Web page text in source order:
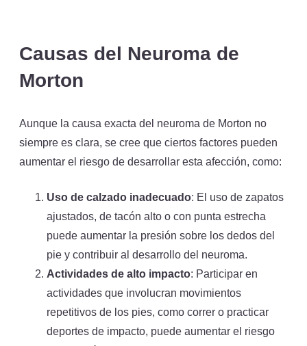
Causas del Neuroma de
Morton
Aunque la causa exacta del neuroma de Morton no
siempre es clara, se cree que ciertos factores pueden
aumentar el riesgo de desarrollar esta afección, como:
Uso de calzado inadecuado: El uso de zapatos
ajustados, de tacón alto o con punta estrecha
puede aumentar la presión sobre los dedos del
pie y contribuir al desarrollo del neuroma.
Actividades de alto impacto: Participar en
actividades que involucran movimientos
repetitivos de los pies, como correr o practicar
deportes de impacto, puede aumentar el riesgo